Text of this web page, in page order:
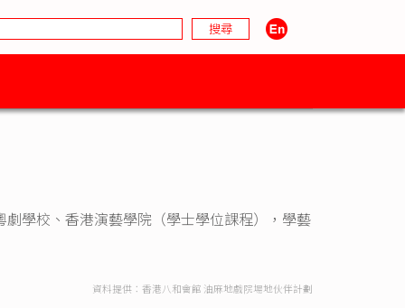
學校、香港演藝學院（學士學位課程），學藝
資料提供：香港八和會館 油麻地戲院場地伙伴計劃